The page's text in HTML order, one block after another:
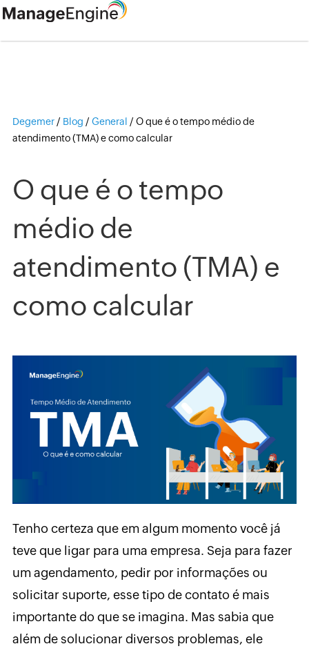
Degemer / Blog / General / O que é o tempo médio de
atendimento (TMA) e como calcular
O que é o tempo
médio de
atendimento (TMA) e
como calcular
Tenho certeza que em algum momento você já
teve que ligar para uma empresa. Seja para fazer
um agendamento, pedir por informações ou
solicitar suporte, esse tipo de contato é mais
importante do que se imagina. Mas sabia que
além de solucionar diversos problemas, ele